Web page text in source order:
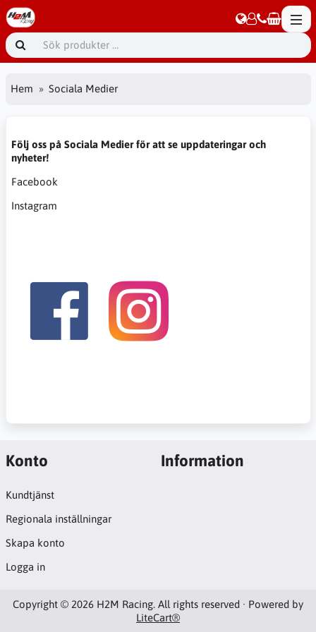
Hem Sociala Medier
Följ oss på Sociala Medier för att se uppdateringar och
nyheter!
Facebook
Instagram
Konto
Kundtjänst
Regionala inställningar
Skapa konto
Logga in
Information
Copyright © 2026 H2M Racing. All rights reserved · Powered by
LiteCart®